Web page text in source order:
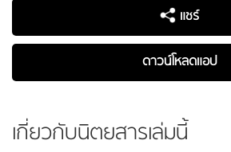
แชร์
ดาวน์โหลดแอป
เกี่ยวกับนิตยสารเล่มนี้